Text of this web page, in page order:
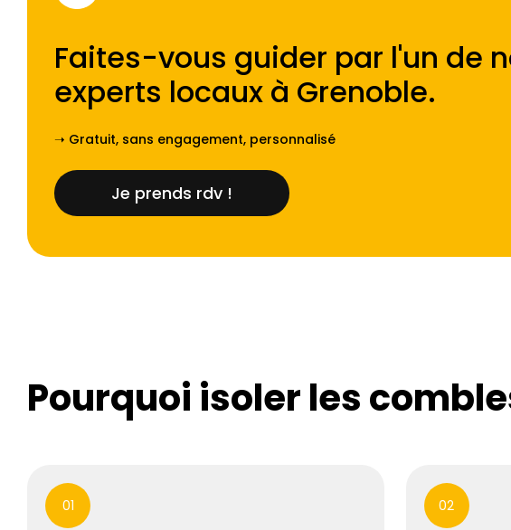
Faites-vous guider par l'un de
experts locaux à Grenoble.
➝ Gratuit, sans engagement, personnalisé
Je prends rdv !
Pourquoi isoler les
01 02